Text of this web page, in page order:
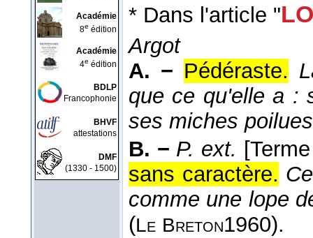
Académie
8e édition
Académie
4e édition
BDLP
Francophonie
BHVF
attestations
DMF
(1330 - 1500)
* Dans l'article "
Argot
A. − Pédéraste.
que ce qu'elle a :
ses miches
B. − P. ext.
sans caractère.
comme une lope
(Le Breton1960).